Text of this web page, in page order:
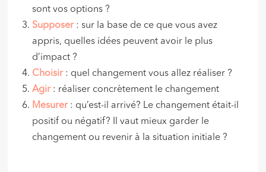
sont vos options ?
Supposer : sur la base de ce que vous avez
appris, quelles idées peuvent avoir le plus
d’impact ?
Choisir : quel changement vous allez réaliser ?
Agir : réaliser concrètement le changement
Mesurer : qu’est-il arrivé? Le changement était-il
positif ou négatif? Il vaut mieux garder le
changement ou revenir à la situation initiale ?